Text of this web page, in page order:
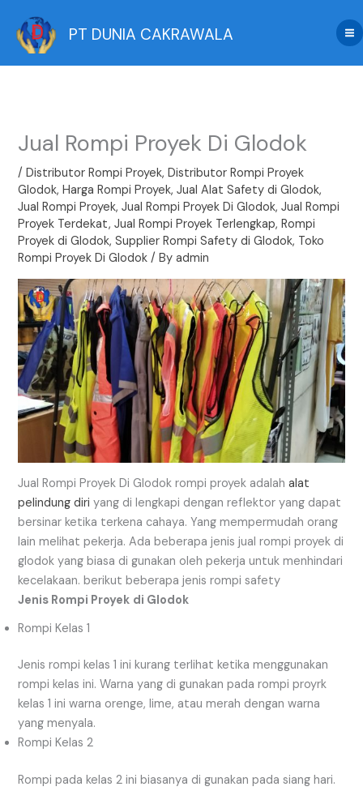
content
PT DUNIA CAKRAWALA
Jual Rompi Proyek Di Glodok
/Distributor Rompi Proyek,Distributor Rompi Proyek
Glodok,Harga Rompi Proyek,Jual Alat Safety di Glodok,
Jual Rompi Proyek,Jual Rompi Proyek Di Glodok,Jual Rompi
Proyek Terdekat,Jual Rompi Proyek Terlengkap,Rompi
Proyek di Glodok,Supplier Rompi Safety di Glodok, Toko
Rompi Proyek Di Glodok / Byadmin
Jual Rompi Proyek Di Glodok rompi proyek adalahalat
pelindung diri yang di lengkapi dengan reflektor yang dapat
bersinar ketika terkena cahaya. Yang mempermudah orang
lain melihat pekerja. Ada beberapa jenis jual rompi proyek di
glodok yang biasa di gunakan oleh pekerja untuk menhindari
kecelakaan. berikut beberapa jenis rompi safety
Jenis Rompi Proyek di Glodok
Rompi Kelas 1
Jenis rompi kelas 1 ini kurang terlihat ketika menggunakan
rompi kelas ini. Warna yang di gunakan pada rompi proyrk
kelas 1 ini warna orenge, lime, atau merah dengan warna
yang menyala.
Rompi Kelas 2
Rompi pada kelas 2 ini biasanya di gunakan pada siang hari.